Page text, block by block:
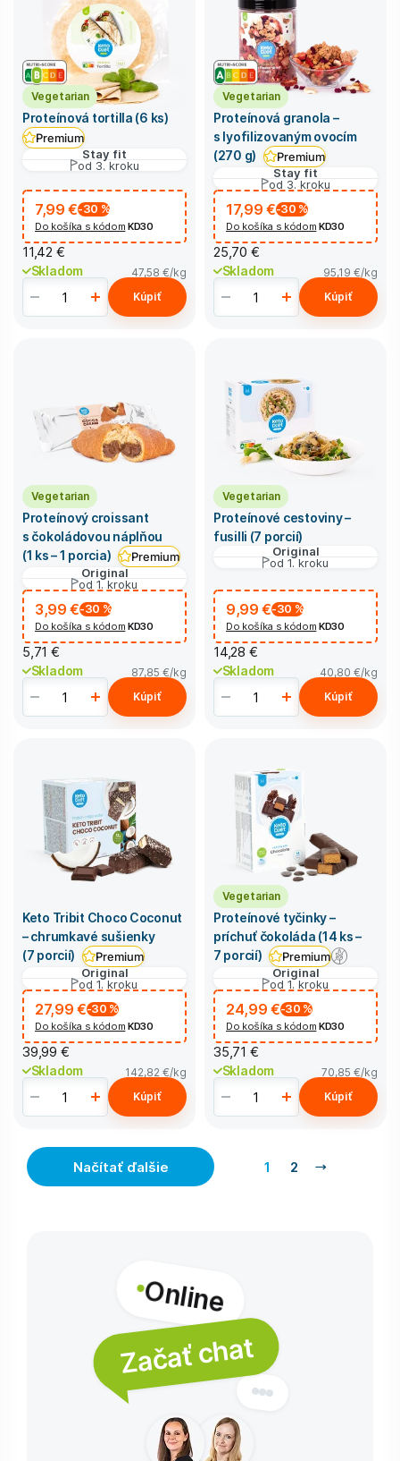
Vegetarian
Proteínová tortilla (6 ks)
Premium
Stay fit
od 3. kroku
7,99 €-30 %
Do košíka s kódom KD30
11,42 €
Skladom 47,58 €/kg
Kúpiť
Vegetarian
Proteínová granola –
s lyofilizovaným ovocím
(270 g)
Premium
Stay fit
od 3. kroku
17,99 €-30 %
Do košíka s kódom KD30
25,70 €
Skladom 95,19 €/kg
Kúpiť
Vegetarian
Proteínový croissant
s čokoládovou náplňou
(1 ks – 1 porcia)
Premium
Original
od 1. kroku
3,99 €-30 %
Do košíka s kódom KD30
5,71 €
Skladom 87,85 €/kg
Kúpiť
Vegetarian
Proteínové cestoviny –
fusilli (7 porcií)
Original
od 1. kroku
9,99 €-30 %
Do košíka s kódom KD30
14,28 €
Skladom 40,80 €/kg
Kúpiť
Keto Tribit Choco Coconut
– chrumkavé sušienky
(7 porcií)
Premium
Original
od 1. kroku
27,99 €-30 %
Do košíka s kódom KD30
39,99 €
Skladom 142,82 €/kg
Kúpiť
Vegetarian
Proteínové tyčinky –
príchuť čokoláda (14 ks –
7 porcií)
Premium
Original
od 1. kroku
24,99 €-30 %
Do košíka s kódom KD30
35,71 €
Skladom 70,85 €/kg
Kúpiť
Načítať ďalšie 1 2
Online
Začať chat